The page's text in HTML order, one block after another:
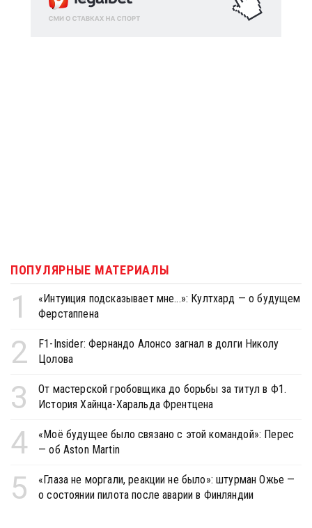
ПОПУЛЯРНЫЕ МАТЕРИАЛЫ
1
«Интуиция подсказывает мне...»: Култхард — о будущем
Ферстаппена
2
F1-Insider: Фернандо Алонсо загнал в долги Николу
Цолова
3
От мастерской гробовщика до борьбы за титул в Ф1.
История Хайнца-Харальда Френтцена
4
«Моё будущее было связано с этой командой»: Перес
— об Aston Martin
5
«Глаза не моргали, реакции не было»: штурман Ожье —
о состоянии пилота после аварии в Финляндии